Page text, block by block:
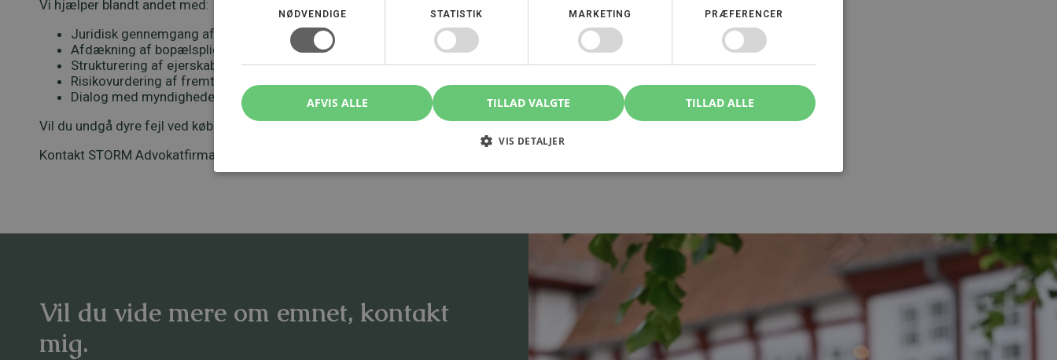
Vi hjælper blandt andet med:
Juridisk gennemgang af handlen før underskrift
Afdækning af bopælspligt og ejerkrav
Strukturering af ejerskab og drift
Risikovurdering af fremtidige planer
Dialog med myndigheder og øvrige rådgivere
Vil du undgå dyre fejl ved køb af landbrug?
Kontakt STORM Advokatfirma eller book et møde, og få
Vil du vide mere om emnet, kontakt
mig.
NØDVENDIGE STATISTIK MARKETING PRÆFERENCER
TILLAD VALGTE TILLAD ALLE
AFVIS ALLE
VIS DETALJER